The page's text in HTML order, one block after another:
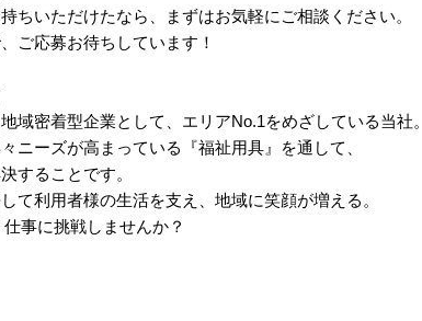
ちいただけたなら、まずはお気軽にご相談ください。
ご応募お待ちしています！
域密着型企業として、エリアNo.1をめざしている当社。
ニーズが高まっている『福祉用具』を通して、
することです。
て利用者様の生活を支え、地域に笑顔が増える。
事に挑戦しませんか？